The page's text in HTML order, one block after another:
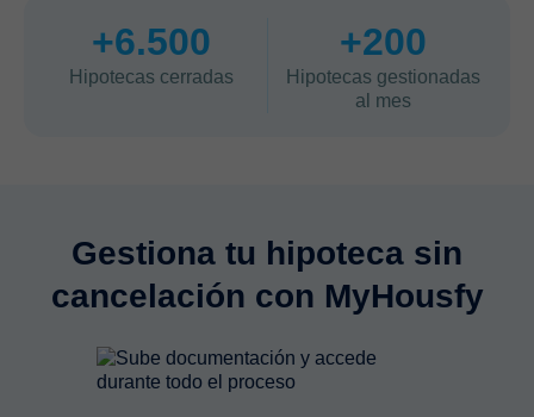
+6.500
Hipotecas cerradas
+200
Hipotecas gestionadas
al mes
Gestiona tu hipoteca sin
cancelación con MyHousfy